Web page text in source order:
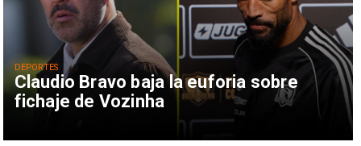
Claudio Bravo baja la euforia sobre
fichaje de Vozinha
DEPORTES